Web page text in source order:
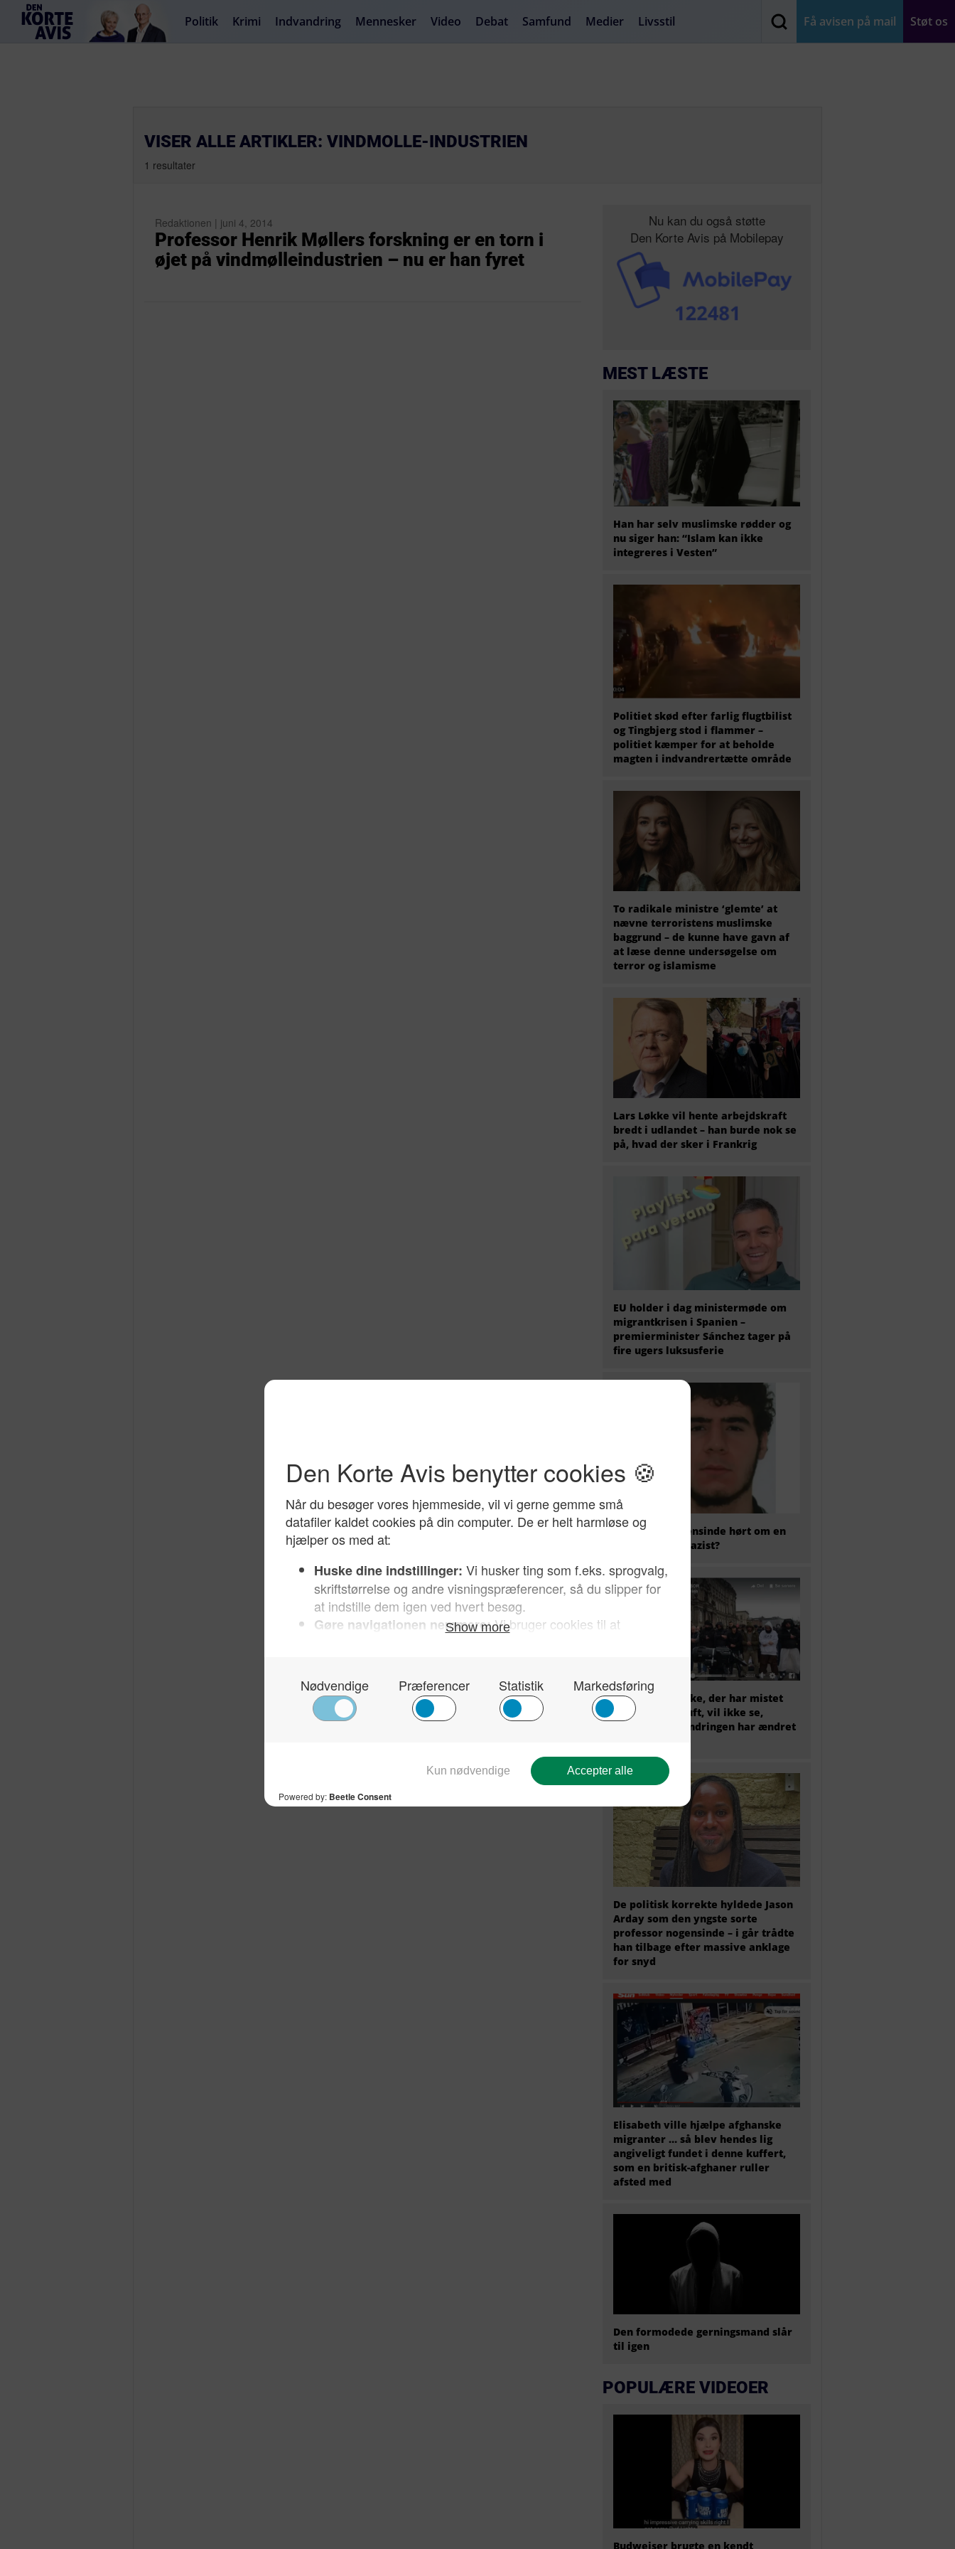
Få avisen på mail Støt os
Politik Krimi Indvandring Mennesker Video Debat Samfund Medier Livsstil
VISER ALLE ARTIKLER: VINDMOLLE-INDUSTRIEN
1 resultater
Redaktionen | juni 4, 2014
Professor Henrik Møllers forskning er en torn i
øjet på vindmølleindustrien – nu er han fyret
Nu kan du også støtte
Den Korte Avis på Mobilepay
MEST LÆSTE
Han har selv muslimske rødder og
nu siger han: “Islam kan ikke
integreres i Vesten”
Politiet skød efter farlig flugtbilist
og Tingbjerg stod i flammer –
politiet kæmper for at beholde
magten i indvandrertætte område
To radikale ministre ‘glemte’ at
nævne terroristens muslimske
baggrund – de kunne have gavn af
at læse denne undersøgelse om
terror og islamisme
Lars Løkke vil hente arbejdskraft
bredt i udlandet – han burde nok se
på, hvad der sker i Frankrig
EU holder i dag ministermøde om
migrantkrisen i Spanien –
premierminister Sánchez tager på
fire ugers luksusferie
Hvem har nogensinde hørt om en
radikaliseret nazist?
Kun et menneske, der har mistet
sin sunde fornuft, vil ikke se,
hvordan indvandringen har ændret
De politisk korrekte hyldede Jason
Arday som den yngste sorte
professor nogensinde – i går trådte
han tilbage efter massive anklage
for snyd
Elisabeth ville hjælpe afghanske
migranter … så blev hendes lig
angiveligt fundet i denne kuffert,
som en britisk-afghaner ruller
afsted med
Den formodede gerningsmand slår
til igen
POPULÆRE VIDEOER
Budweiser brugte en kendt